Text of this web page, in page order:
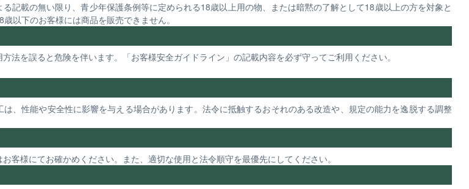
記載の無い限り、青少年保護条例等に定められる18歳以上用の物、または暗黙の了解として18歳以上の方を対象と
以下のお客様には商品を販売できません。
法を誤ると危険を伴います。「お客様安全ガイドライン」の記載内容を必ず守ってご利用ください。
、性能や安全性に影響を与える場合があります。法令に抵触するおそれのある改造や、規定の能力を逸脱する調整
客様にてお確かめください。また、適切な使用と法令順守を最優先にしてください。